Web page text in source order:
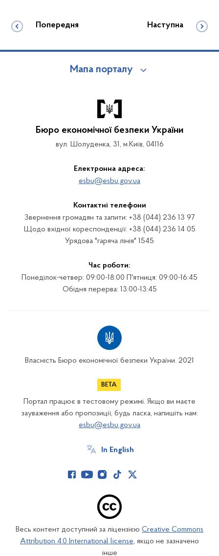
Попередня Наступна
Мапа порталу
Бюро економічної безпеки України
вул. Шолуденка, 31, м.Київ, 04116
Електронна адреса:
esbu@esbu.gov.ua
Контактні телефони
Звернення громадян та запити: +38 (044) 236 13 97
Щодо вхідної кореспонденції: +38 (044) 236 14 05
Урядова "гаряча лінія" 1545
Час роботи:
Понеділок-четвер: 09:00-18:00 П'ятниця: 09:00-16:45
Обідня перерва: 13:00-13:45
Власність Бюро економічної безпеки України. 2021
Портал працює в тестовому режимі. Якщо ви маєте
зауваження або пропозиції, будь ласка, напишіть нам:
esbu@esbu.gov.ua
In English
Весь контент доступний за ліцензією Creative Commons
Attribution 4.0 International license, якщо не зазначено
інше